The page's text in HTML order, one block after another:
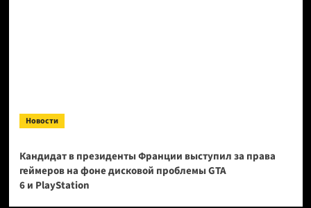
Новости
Кандидат в президенты Франции выступил за права
геймеров на фоне дисковой проблемы GTA
6 и PlayStation